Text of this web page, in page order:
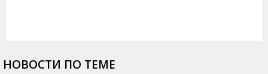
НОВОСТИ ПО ТЕМЕ